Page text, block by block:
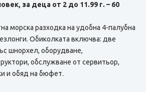
за деца от 2 до 11.99 г. – 60
морска разходка на удобна 4-палубна
Обиколката включва: две
шнорхел, оборудване,
обслужване от сервитьор,
и обяд на бюфет.